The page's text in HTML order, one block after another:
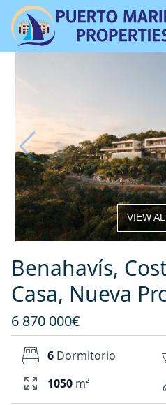
VIEW
Benahavís,
Casa, Nueva
6 870 000€
6 Dormitorio
1050 m²